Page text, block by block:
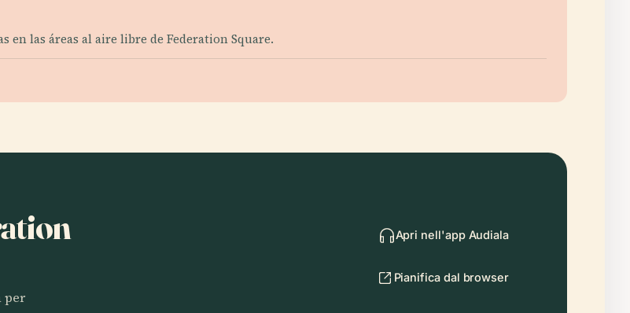
en las áreas al aire libre de Federation Square.
per
Apri nell'app Audiala
Pianifica dal browser